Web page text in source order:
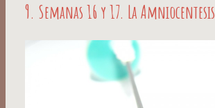
9. Semanas 16 y 17. La Amniocentesis